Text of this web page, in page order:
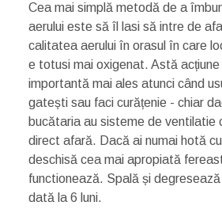
Cea mai simplă metodă de a
aerului este să îl lasi să intre de
calitatea aerului în orasul în care
e totusi mai oxigenat. Astă
importantă mai ales atunci când
gatești sau faci curățenie - chiar
bucătaria au sisteme de ventilatie
direct afară. Dacă ai numai hotă
deschisă cea mai apropiată
functionează. Spală și
dată la 6 luni.